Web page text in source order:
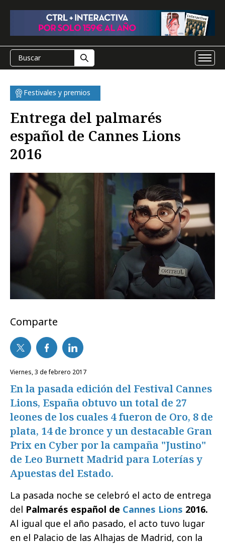
Festivales y premios
Entrega del palmarés
español de Cannes Lions
2016
Comparte
viernes, 3 de febrero 2017
En la pasada edición del Festival Cannes
Lions, España obtuvo un total de 27
leones de los cuales 4 fueron de Oro, 8 de
plata, 14 de bronce y un destacable Gran
Prix en Cyber por la campaña "Justino"
de Leo Burnett Madrid para Loterías y
Apuestas del Estado.
La pasada noche se celebró el acto de entrega
del Palmarés español de Cannes Lions 2016.
Al igual que el año pasado, el acto tuvo lugar
en el Palacio de las Alhajas de Madrid, con la